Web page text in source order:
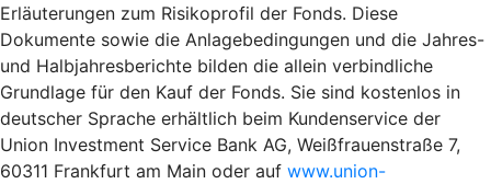
Erläuterungen zum Risikoprofil der Fonds. Diese
Dokumente sowie die Anlagebedingungen und die Jahres-
und Halbjahresberichte bilden die allein verbindliche
Grundlage für den Kauf der Fonds. Sie sind kostenlos in
deutscher Sprache erhältlich beim Kundenservice der
Union Investment Service Bank AG, Weißfrauenstraße 7,
60311 Frankfurt am Main oder auf www.union-